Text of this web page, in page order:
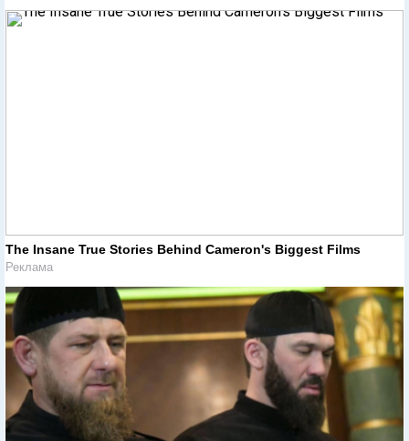
The Insane True Stories Behind Cameron's Biggest Films
Реклама